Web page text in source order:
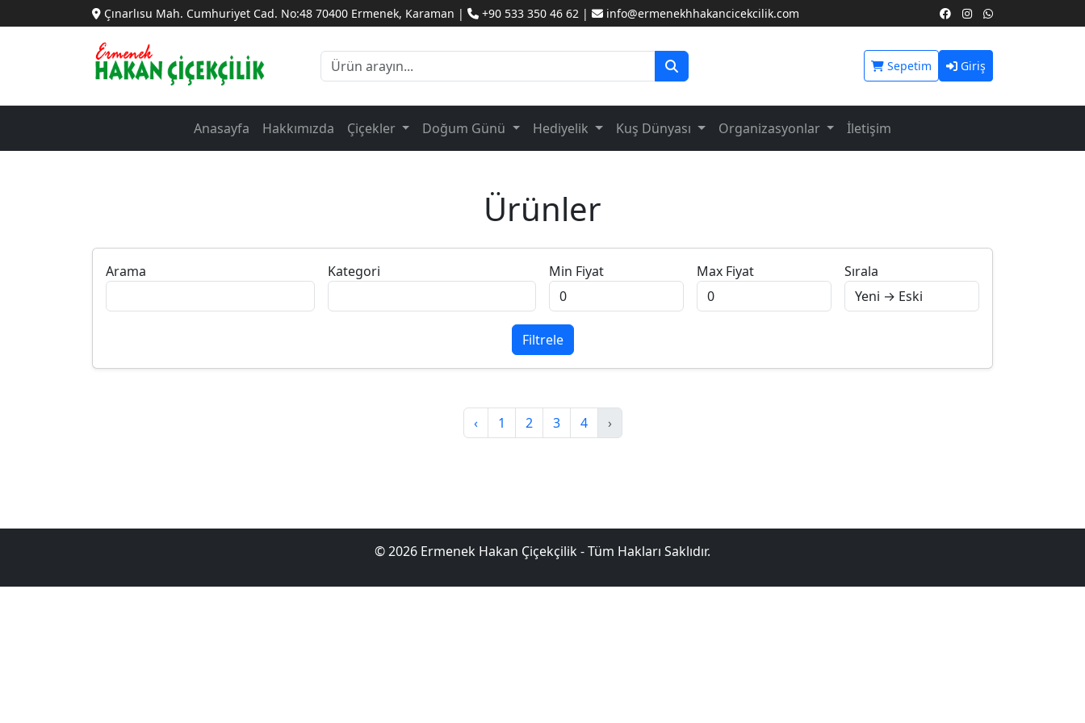
Çınarlısu Mah. Cumhuriyet Cad. No:48 70400 Ermenek, Karaman | +90 533 350 46 62 | info@ermenekhhakancicekcilik.com
Sepetim Giriş
Anasayfa Hakkımızda Çiçekler Doğum Günü Hediyelik Kuş Dünyası Organizasyonlar İletişim
Ürünler
Arama Kategori Min Fiyat Max Fiyat Sırala
Filtrele
‹ 1 2 3 4 ›
© 2026 Ermenek Hakan Çiçekçilik - Tüm Hakları Saklıdır.